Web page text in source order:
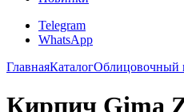
Telegram
WhatsApp
ГлавнаяКаталогОблицовочный
Кирпич Gima